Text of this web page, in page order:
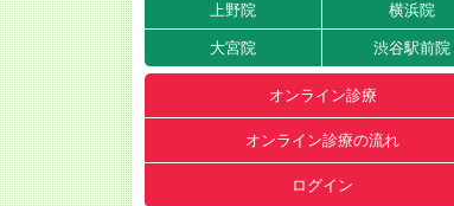
上野院 横浜院
大宮院 渋谷駅前院
オンライン診療
オンライン診療の流れ
ログイン